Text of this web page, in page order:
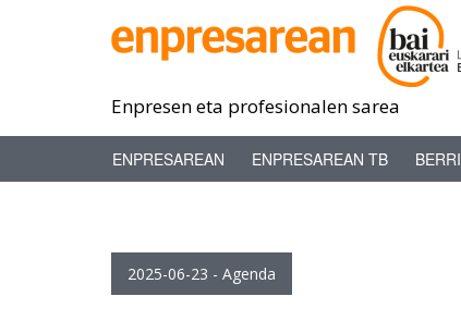
Enpresen eta profesionalen sarea
ENPRESAREAN ENPRESAREAN TB
2025-06-23 - Agenda